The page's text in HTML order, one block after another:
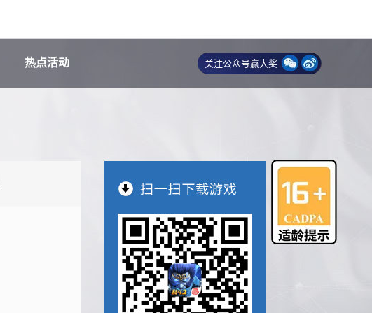
热点活动 关注公众号赢大奖